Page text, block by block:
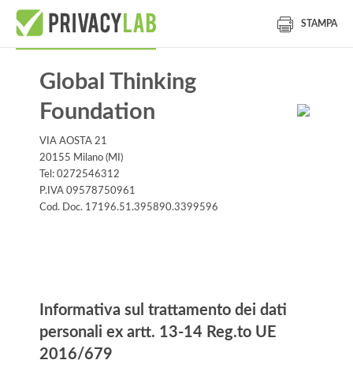
STAMPA
Global Thinking
Foundation
VIA AOSTA 21
20155 Milano (MI)
Tel: 0272546312
P.IVA 09578750961
Cod. Doc. 17196.51.395890.3399596
Informativa sul trattamento dei dati
personali ex artt. 13-14 Reg.to UE
2016/679